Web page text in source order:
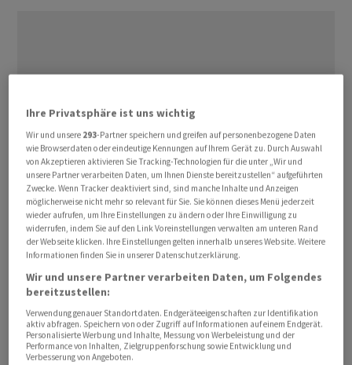
Die Wirtschaftsallianz «Nein zur BVG-Scheinreform» wird
angeführt von Gastrosuisse. Dazu gehören auch der
Westschweizer Arbeitgeberverband Centre Patronal
und kleinere Branchenverbände der Bäckerinnen und
Confiseure, der Coiffeurgeschäfte, der Fitness- und
Ihre Privatsphäre ist uns wichtig
Wir und unsere 293-Partner speichern und greifen auf personenbezogene Daten
wie Browserdaten oder eindeutige Kennungen auf Ihrem Gerät zu. Durch Auswahl
von Akzeptieren aktivieren Sie Tracking-Technologien für die unter „Wir und
unsere Partner verarbeiten Daten, um Ihnen Dienste bereitzustellen“ aufgeführten
Zwecke. Wenn Tracker deaktiviert sind, sind manche Inhalte und Anzeigen
möglicherweise nicht mehr so relevant für Sie. Sie können dieses Menü jederzeit
wieder aufrufen, um Ihre Einstellungen zu ändern oder Ihre Einwilligung zu
widerrufen, indem Sie auf den Link Voreinstellungen verwalten am unteren Rand
der Webseite klicken. Ihre Einstellungen gelten innerhalb unseres Website. Weitere
Informationen finden Sie in unserer Datenschutzerklärung.
Wir und unsere Partner verarbeiten Daten, um Folgendes
bereitzustellen:
Verwendung genauer Standortdaten. Endgeräteeigenschaften zur Identifikation
aktiv abfragen. Speichern von oder Zugriff auf Informationen auf einem Endgerät.
Personalisierte Werbung und Inhalte, Messung von Werbeleistung und der
Performance von Inhalten, Zielgruppenforschung sowie Entwicklung und
Verbesserung von Angeboten.